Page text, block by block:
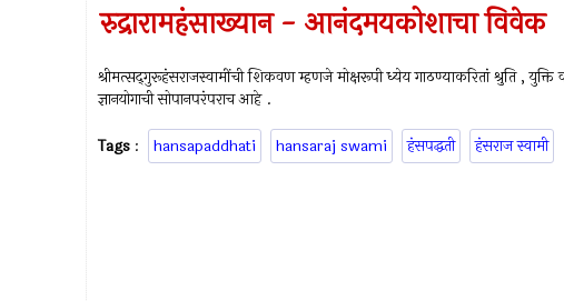
रुद्रारामहंसाख्यान - आनंदमयकोशाचा विवेक
श्रीमत्सद्‍गुरूहंसराजस्वामींची शिकवण म्हणजे मोक्षरूपी ध्येय गाठण्याकरितां श्रुति ,
ज्ञानयोगाची सोपानपरंपराच आहे .
Tags : hansapaddhati hansaraj swami हंसपद्धती हंसराज स्वामी